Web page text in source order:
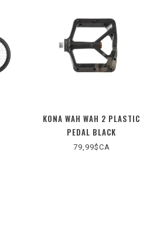
KONA WAH WAH 2 PLASTIC
PEDAL BLACK
79,99$CA